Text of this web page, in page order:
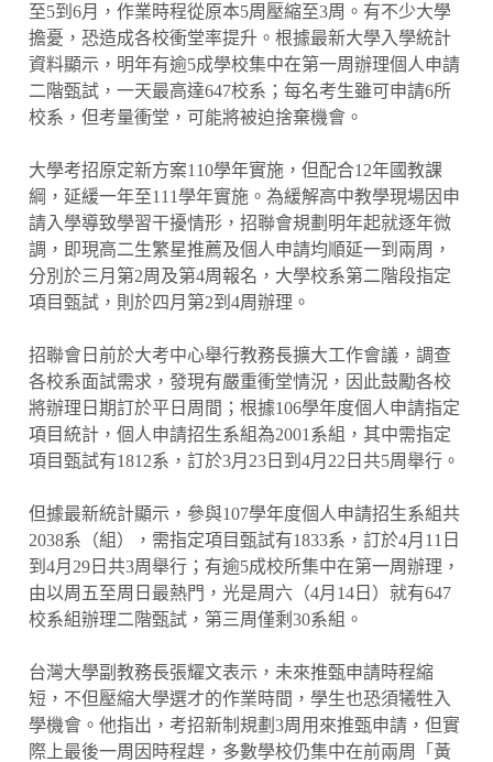
至5到6月，作業時程從原本5周壓縮至3周。有不少大學
擔憂，恐造成各校衝堂率提升。根據最新大學入學統計
資料顯示，明年有逾5成學校集中在第一周辦理個人申請
二階甄試，一天最高達647校系；每名考生雖可申請6所
校系，但考量衝堂，可能將被迫捨棄機會。
大學考招原定新方案110學年實施，但配合12年國教課
綱，延緩一年至111學年實施。為緩解高中教學現場因申
請入學導致學習干擾情形，招聯會規劃明年起就逐年微
調，即現高二生繁星推薦及個人申請均順延一到兩周，
分別於三月第2周及第4周報名，大學校系第二階段指定
項目甄試，則於四月第2到4周辦理。
招聯會日前於大考中心舉行教務長擴大工作會議，調查
各校系面試需求，發現有嚴重衝堂情況，因此鼓勵各校
將辦理日期訂於平日周間；根據106學年度個人申請指定
項目統計，個人申請招生系組為2001系組，其中需指定
項目甄試有1812系，訂於3月23日到4月22日共5周舉行。
但據最新統計顯示，參與107學年度個人申請招生系組共
2038系（組），需指定項目甄試有1833系，訂於4月11日
到4月29日共3周舉行；有逾5成校所集中在第一周辦理，
由以周五至周日最熱門，光是周六（4月14日）就有647
校系組辦理二階甄試，第三周僅剩30系組。
台灣大學副教務長張耀文表示，未來推甄申請時程縮
短，不但壓縮大學選才的作業時間，學生也恐須犧牲入
學機會。他指出，考招新制規劃3周用來推甄申請，但實
際上最後一周因時程趕，多數學校仍集中在前兩周「黃